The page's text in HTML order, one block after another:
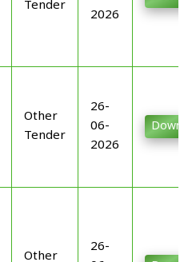
Tender
2026
Other
Tender
26-
06-
2026
Other
26-